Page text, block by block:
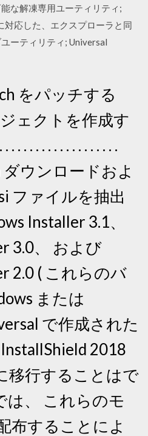
な解凍専用ユーティリティ;
対応した、エクスプローラと同
ーティリティ; Universal
をパッチする
ェクトを作成す
. . . . . . . . . . . . . . . . . .
ウンロードおよ
ファイルを抽出
Installer 3.1、
3.0、 および
2.0 ( これらのバ
または
で作成された
2018
移行することはで
は、 これらのモ
布することによ